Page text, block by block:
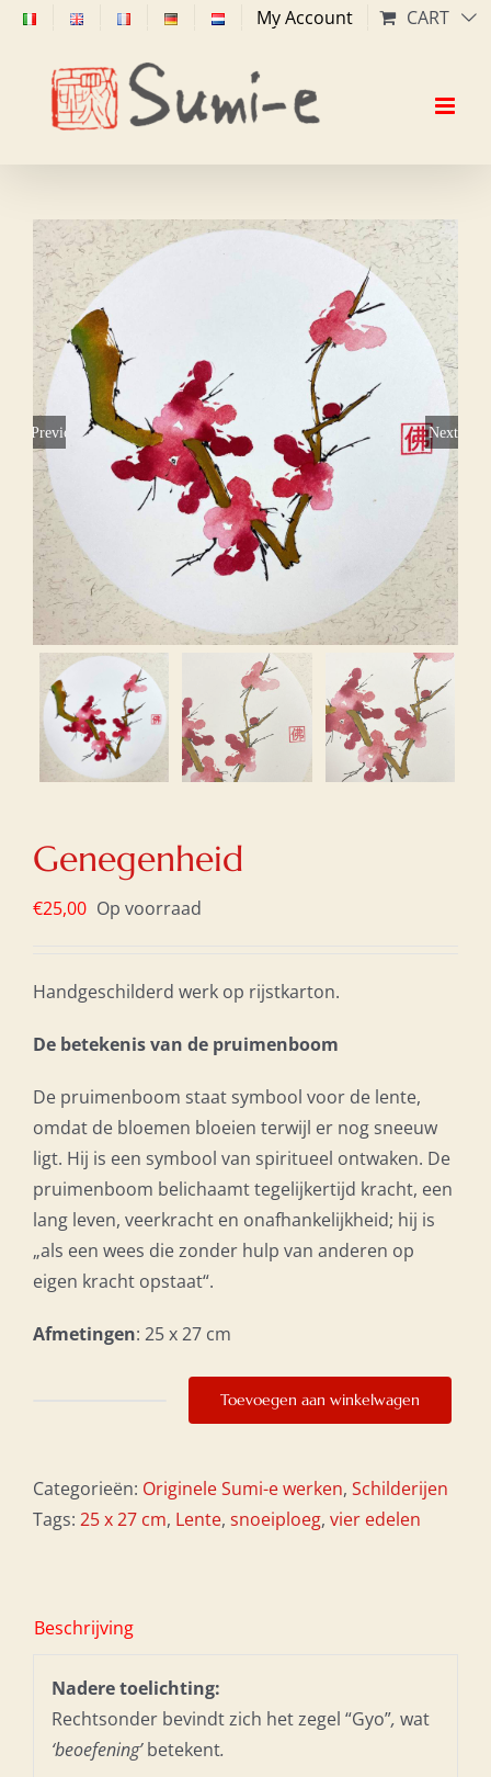
Skip
content
My Account CART
Previous Next
Genegenheid
€25,00 Op voorraad
Handgeschilderd werk op rijstkarton.
De betekenis van de pruimenboom
De pruimenboom staat symbool voor de lente,
omdat de bloemen bloeien terwijl er nog sneeuw
ligt. Hij is een symbool van spiritueel ontwaken. De
pruimenboom belichaamt tegelijkertijd kracht, een
lang leven, veerkracht en onafhankelijkheid; hij is
„als een wees die zonder hulp van anderen op
eigen kracht opstaat“.
Afmetingen: 25 x 27 cm
Toevoegen aan winkelwagen
Categorieën: Originele Sumi-e werken, Schilderijen
Tags: 25 x 27 cm, Lente, snoeiploeg, vier edelen
Beschrijving
Nadere toelichting:
Rechtsonder bevindt zich het zegel “Gyo”, wat
‘beoefening’betekent.